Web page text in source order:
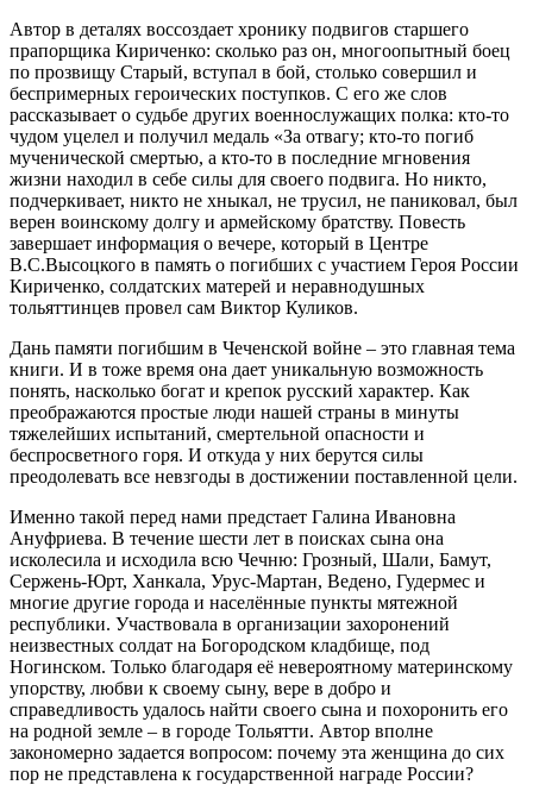
Автор в деталях воссоздает хронику подвигов старшего
прапорщика Кириченко: сколько раз он, многоопытный боец
по прозвищу Старый, вступал в бой, столько совершил и
беспримерных героических поступков. С его же слов
рассказывает о судьбе других военнослужащих полка: кто-то
чудом уцелел и получил медаль «За отвагу; кто-то погиб
мученической смертью, а кто-то в последние мгновения
жизни находил в себе силы для своего подвига. Но никто,
подчеркивает, никто не хныкал, не трусил, не паниковал, был
верен воинскому долгу и армейскому братству. Повесть
завершает информация о вечере, который в Центре
В.С.Высоцкого в память о погибших с участием Героя России
Кириченко, солдатских матерей и неравнодушных
тольяттинцев провел сам Виктор Куликов.
Дань памяти погибшим в Чеченской войне – это главная тема
книги. И в тоже время она дает уникальную возможность
понять, насколько богат и крепок русский характер. Как
преображаются простые люди нашей страны в минуты
тяжелейших испытаний, смертельной опасности и
беспросветного горя. И откуда у них берутся силы
преодолевать все невзгоды в достижении поставленной цели.
Именно такой перед нами предстает Галина Ивановна
Ануфриева. В течение шести лет в поисках сына она
исколесила и исходила всю Чечню: Грозный, Шали, Бамут,
Сержень-Юрт, Ханкала, Урус-Мартан, Ведено, Гудермес и
многие другие города и населённые пункты мятежной
республики. Участвовала в организации захоронений
неизвестных солдат на Богородском кладбище, под
Ногинском. Только благодаря её невероятному материнскому
упорству, любви к своему сыну, вере в добро и
справедливость удалось найти своего сына и похоронить его
на родной земле – в городе Тольятти. Автор вполне
закономерно задается вопросом: почему эта женщина до сих
пор не представлена к государственной награде России?